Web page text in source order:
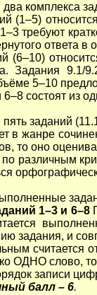
два комплекса
(1–5)
требуют
ответа
(6–10)
Задания
5–10
состоят из
пять заданий
в жанре
то оно
различным
1–3 и 6–8
задания, и
считается
ОДНО слово,
записи
балл – 6.